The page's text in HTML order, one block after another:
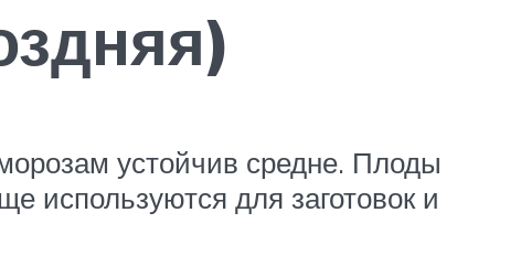
устойчив средне. Плоды
используются для заготовок и